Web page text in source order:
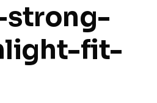
fit-